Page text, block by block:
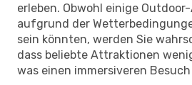
erleben. Obwohl einige
aufgrund der
sein könnten, werden Sie
dass beliebte Attraktionen
was einen immersiveren